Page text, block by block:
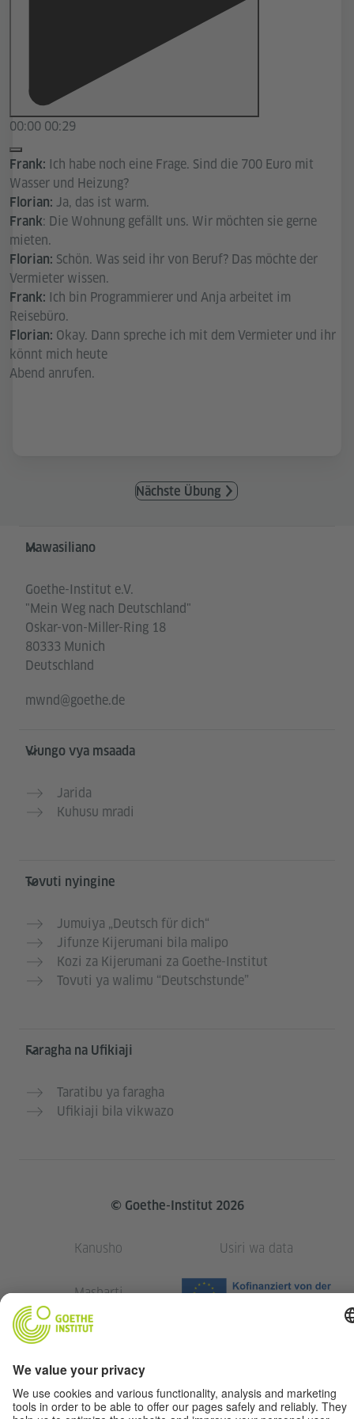
00:00 00:29
Frank: Ich habe noch eine Frage. Sind die 700 Euro mit
Wasser und Heizung?
Florian: Ja, das ist warm.
Frank: Die Wohnung gefällt uns. Wir möchten sie gerne
mieten.
Florian: Schön. Was seid ihr von Beruf? Das möchte der
Vermieter wissen.
Frank: Ich bin Programmierer und Anja arbeitet im
Reisebüro.
Florian: Okay. Dann spreche ich mit dem Vermieter und ihr
könnt mich heute
Abend anrufen.
Nächste Übung
Service- und Informationsbereich
Mawasiliano
Goethe-Institut e.V.
"Mein Weg nach Deutschland"
Oskar-von-Miller-Ring 18
80333 Munich
Deutschland
mwnd@goethe.de
Viungo vya msaada
Jarida
Kuhusu mradi
Tovuti nyingine
Jumuiya „Deutsch für dich“
Jifunze Kijerumani bila malipo
Kozi za Kijerumani za Goethe-Institut
Tovuti ya walimu “Deutschstunde”
Faragha na Ufikiaji
Taratibu ya faragha
Ufikiaji bila vikwazo
© Goethe-Institut 2026
Kanusho Usiri wa data
Masharti